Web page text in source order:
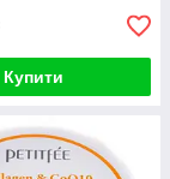
Купити